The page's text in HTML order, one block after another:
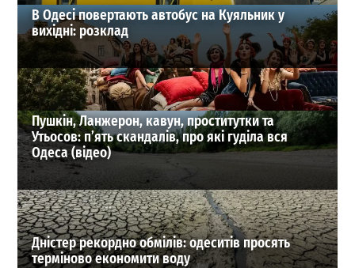
В Одесі повертають автобус на Куяльник у
вихідні: розклад
Пушкін, Ланжерон, кавун, проститутки та
Утьосов: п’ять скандалів, про які гуділа вся
Одеса (відео)
Дністер рекордно обмілів: одеситів просять
терміново економити воду